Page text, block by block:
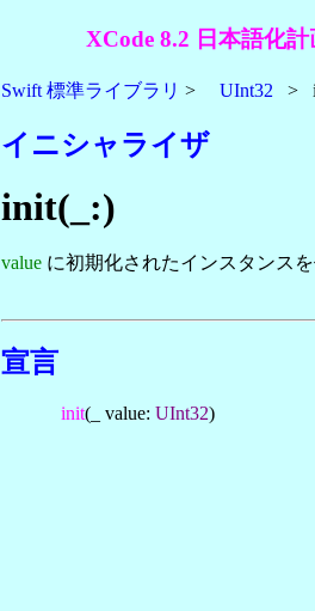
XCode 8.2 日本語化
Swift 標準ライブラリ > UInt32 >
イニシャライザ
init(_:)
value に初期化されたインスタンス
宣言
init(_ value: UInt32)